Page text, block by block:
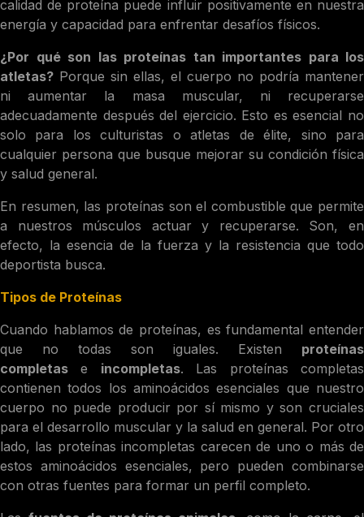
calidad de proteína puede influir positivamente en nuestra
energía y capacidad para enfrentar desafíos físicos.
¿Por qué son las proteínas tan importantes para los
atletas? Porque sin ellas, el cuerpo no podría mantener
ni aumentar la masa muscular, ni recuperarse
adecuadamente después del ejercicio. Esto es esencial no
solo para los culturistas o atletas de élite, sino para
cualquier persona que busque mejorar su condición física
y salud general.
En resumen, las proteínas son el combustible que permite
a nuestros músculos actuar y recuperarse. Son, en
efecto, la esencia de la fuerza y la resistencia que todo
deportista busca.
Tipos de Proteínas
Cuando hablamos de proteínas, es fundamental entender
que no todas son iguales. Existen proteínas
completas e incompletas. Las proteínas completas
contienen todos los aminoácidos esenciales que nuestro
cuerpo no puede producir por sí mismo y son cruciales
para el desarrollo muscular y la salud en general. Por otro
lado, las proteínas incompletas carecen de uno o más de
estos aminoácidos esenciales, pero pueden combinarse
con otras fuentes para formar un perfil completo.